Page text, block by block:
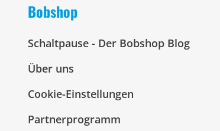
Bobshop
Schaltpause - Der Bobshop Blog
Über uns
Cookie-Einstellungen
Partnerprogramm